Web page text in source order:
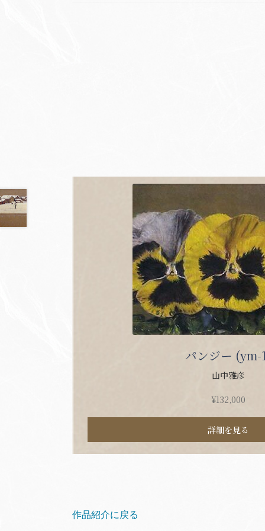
パンジー (ym-
山中雅彦
¥132,000
詳細を見る
作品紹介に戻る